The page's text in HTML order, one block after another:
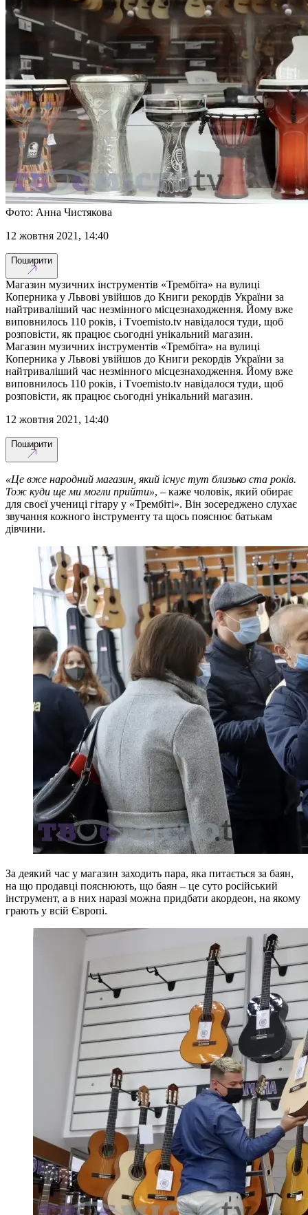
Фото: Анна Чистякова
12 жовтня 2021, 14:40
Поширити
Магазин музичних інструментів «Трембіта» на вулиці
Коперника у Львові увійшов до Книги рекордів України за
найтриваліший час незмінного місцезнаходження. Йому вже
виповнилось 110 років, і Тvoemisto.tv навідалося туди, щоб
розповісти, як працює сьогодні унікальний магазин.
Магазин музичних інструментів «Трембіта» на вулиці
Коперника у Львові увійшов до Книги рекордів України за
найтриваліший час незмінного місцезнаходження. Йому вже
виповнилось 110 років, і Тvoemisto.tv навідалося туди, щоб
розповісти, як працює сьогодні унікальний магазин.
12 жовтня 2021, 14:40
Поширити
«Це вже народний магазин, який існує тут близько ста років.
Тож куди ще ми могли прийти», – каже чоловік, який обирає
для своєї учениці гітару у «Трембіті». Він зосереджено слухає
звучання кожного інструменту та щось пояснює батькам
дівчини.
За деякий час у магазин заходить пара, яка питається за баян,
на що продавці пояснюють, що баян – це суто російський
інструмент, а в них наразі можна придбати акордеон, на якому
грають у всій Європі.